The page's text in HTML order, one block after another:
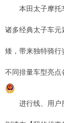
本田太子摩托车
诸多经典太子车元
矮，带来独特骑行
不同排量车型亮点
进行线、用户所